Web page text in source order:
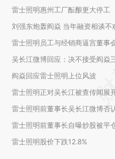
雷士照明惠州工厂酝酿更大停工
刘强东炮轰阎焱 当年融资相谈不
雷士照明员工与经销商逼宫董事
吴长江微博回应：决不接受阎焱
阎焱回应雷士照明上位风波
雷士照明正对吴长江被查传闻展
雷士照明前董事长吴长江微博否
雷士照明前董事长自曝炒股被平
雷士照明股价下跌12.8%